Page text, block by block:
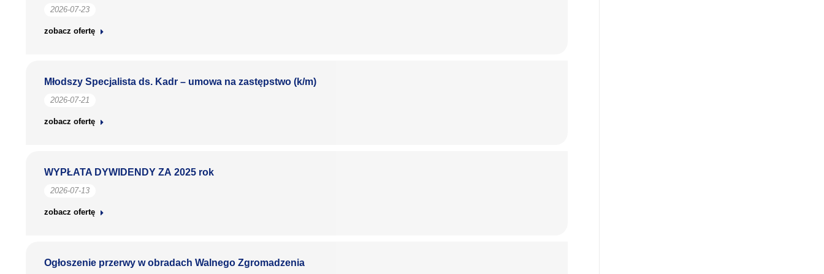
2026-07-23
zobacz ofertę
Młodszy Specjalista ds. Kadr – umowa na zastępstwo (k/m)
2026-07-21
zobacz ofertę
WYPŁATA DYWIDENDY ZA 2025 rok
2026-07-13
zobacz ofertę
Ogłoszenie przerwy w obradach Walnego Zgromadzenia